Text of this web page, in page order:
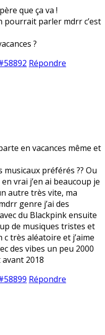
que ça va !
pourrait parler mdrr c’est
?
Répondre
en vacances même et
préférés ?? Ou
vrai j’en ai beaucoup je
autre très vite, ma
genre j’ai des
du Blackpink ensuite
de musiques tristes et
très aléatoire et j’aime
des vibes un peu 2000
2018
Répondre